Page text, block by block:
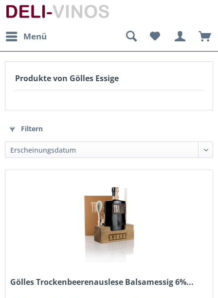
Menü
Produkte von Gölles Essige
Filtern
Gölles Trockenbeerenauslese Balsamessig 6%...